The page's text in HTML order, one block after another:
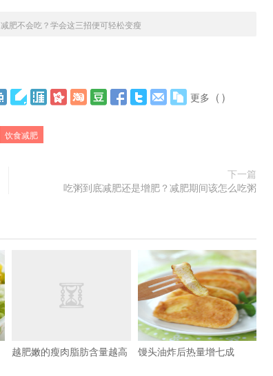
减肥不会吃？学会这三招便可轻松变瘦
更多 ( )
饮食减肥
下一篇
吃粥到底减肥还是增肥？减肥期间该怎么吃粥
越肥嫩的瘦肉脂肪含量越高 馒头油炸后热量增七成